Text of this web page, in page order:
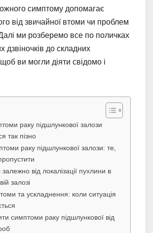
симптому допомагає
від звичайної втоми чи проблем
ми розберемо все по поличках
до складних
ви могли діяти свідомо і
раку підшлункової залози
так пізно
раку підшлункової залози: те,
від локалізації пухлини в
залозі
та ускладнення: коли ситуація
симптоми раку підшлункової від